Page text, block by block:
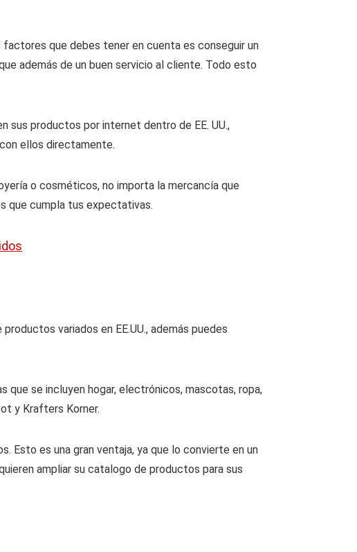
que debes tener en cuenta es conseguir un
además de un buen servicio al cliente. Todo esto
sus productos por internet dentro de EE. UU.,
ellos directamente.
o cosméticos, no importa la mercancía que
que cumpla tus expectativas.
variados en EE.UU., además puedes
se incluyen hogar, electrónicos, mascotas, ropa,
y Krafters Korner.
Esto es una gran ventaja, ya que lo convierte en un
ampliar su catalogo de productos para sus